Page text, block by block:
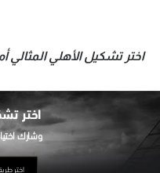
اختر تشكيل الأهلي المثالي
اختر
وشارك اختيارك مع أصدقائك‎
اختر